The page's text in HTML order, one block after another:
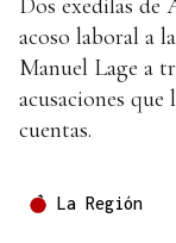
Dos exedilas de
acoso laboral a
Manuel Lage a
acusaciones
cuentas.
La Región